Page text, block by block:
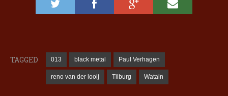
TAGGED 013 black metal Paul Verhagen
reno van der looij Tilburg Watain